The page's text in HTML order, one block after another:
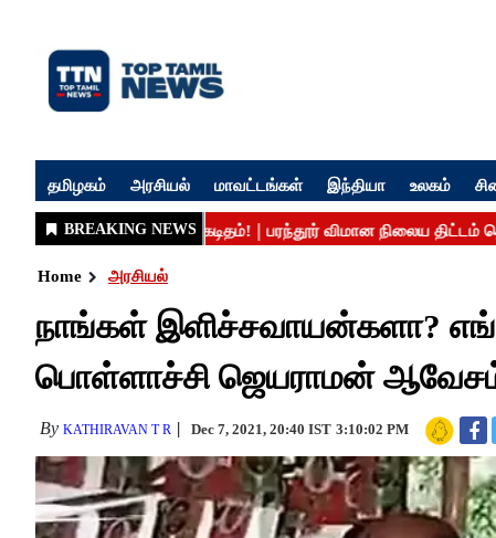
தமிழகம் அரசியல் மாவட்டங்கள் இந்தியா உலகம்
Home அரசியல்
நாங்கள் இளிச்சவாயன்களா?
பொள்ளாச்சி ஜெயராமன்
By KATHIRAVAN T R Dec 7, 2021, 20:40 IST 3:10:02 PM